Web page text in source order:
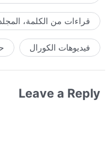
قراءات من الكلمة، المجلد 7: حول السعي إلى الحق
فيديوهات الكورال
Leave a Reply